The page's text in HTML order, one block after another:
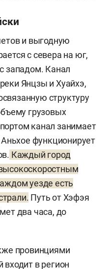
и выгодную
с севера на юг,
западом. Канал
Янцзы и Хуайхэ,
структуру
грузовых
канал занимает
функционирует
Каждый город
уезде есть
Путь от Хэфэя
два часа, до
провинциями
в регион